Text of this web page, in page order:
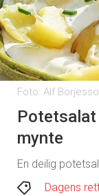
Foto: Alf
mynte
En deilig
Dagens